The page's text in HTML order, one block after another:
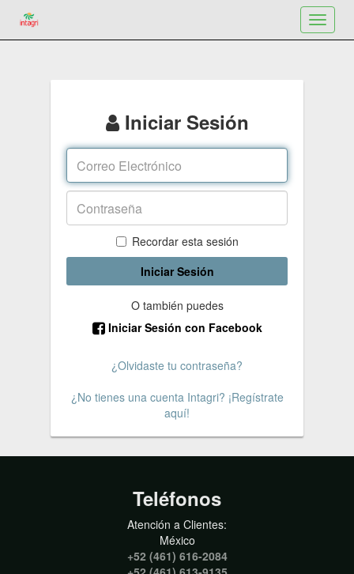
Toggle
Iniciar Sesión
Recordar esta sesión
Iniciar Sesión
O también puedes
Iniciar Sesión con Facebook
¿Olvidaste tu contraseña?
¿No tienes una cuenta Intagri? ¡Regístrate
aquí!
Teléfonos
Atención a Clientes:
México
+52 (461) 616-2084